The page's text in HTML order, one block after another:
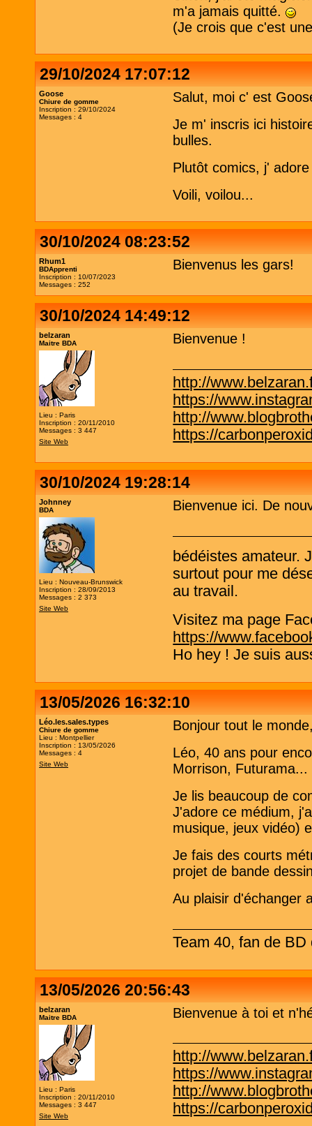
m'a jamais quitté.
(Je crois que c'est
29/10/2024 17:07:12
Goose
Chiure de gomme
Inscription : 29/10/2024
Messages : 4
Salut, moi c' est
Je m' inscris ici
bulles.
Plutôt comics, j'
Voili, voilou...
30/10/2024 08:23:52
Rhum1
BDApprenti
Inscription : 10/07/2023
Messages : 252
Bienvenus les gars!
30/10/2024 14:49:12
belzaran
Maitre BDA
Lieu : Paris
Inscription : 20/11/2010
Messages : 3 447
Site Web
Bienvenue !
http://
https://
http://
https://
30/10/2024 19:28:14
Johnney
BDA
Lieu : Nouveau-Brunswick
Inscription : 28/09/2013
Messages : 2 373
Site Web
Bienvenue ici. De
bédéistes amateur.
surtout pour me
au travail.
Visitez ma page
https://
Ho hey ! Je suis
13/05/2026 16:32:10
Léo.les.sales.types
Chiure de gomme
Lieu : Montpellier
Inscription : 13/05/2026
Messages : 4
Site Web
Bonjour tout le
Léo, 40 ans pour
Morrison, Futurama...
Je lis beaucoup de
J'adore ce médium,
musique, jeux vidéo)
Je fais des courts
projet de bande
Au plaisir d'échanger
Team 40, fan de
13/05/2026 20:56:43
belzaran
Maitre BDA
Lieu : Paris
Inscription : 20/11/2010
Messages : 3 447
Site Web
Bienvenue à toi et
http://
https://
http://
https://